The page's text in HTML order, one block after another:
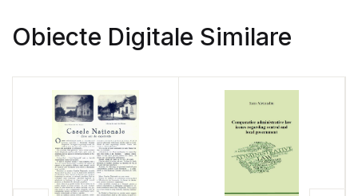
Obiecte Digitale Similare